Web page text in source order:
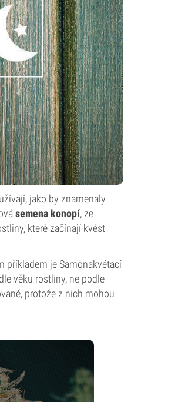
jako by znamenaly
semena konopí, ze
které začínají kvést
příkladem je Samonakvétací
věku rostliny, ne podle
protože z nich mohou